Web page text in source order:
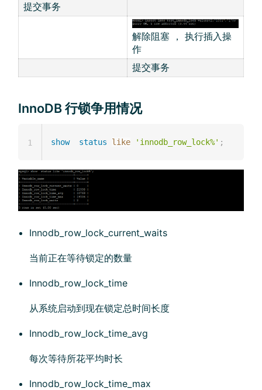
提交事务
解除阻塞 ， 执行插入操
作
提交事务
InnoDB 行锁争用情况
show status like 'innodb_row_lock%' ;
1
Innodb_row_lock_current_waits
当前正在等待锁定的数量
Innodb_row_lock_time
从系统启动到现在锁定总时间长度
Innodb_row_lock_time_avg
每次等待所花平均时长
Innodb_row_lock_time_max